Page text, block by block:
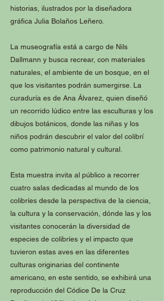
historias, ilustrados por la diseñadora
gráfica Julia Bolaños Leñero.
La museografía está a cargo de Nils
Dallmann y busca recrear, con materiales
naturales, el ambiente de un bosque, en el
que los visitantes podrán sumergirse. La
curaduría es de Ana Álvarez, quien diseñó
un recorrido lúdico entre las esculturas y los
dibujos botánicos, donde las niñas y los
niños podrán descubrir el valor del colibrí
como patrimonio natural y cultural.
Esta muestra invita al público a recorrer
cuatro salas dedicadas al mundo de los
colibríes desde la perspectiva de la ciencia,
la cultura y la conservación, dónde las y los
visitantes conocerán la diversidad de
especies de colibríes y el impacto que
tuvieron estas aves en las diferentes
culturas originarias del continente
americano, en este sentido, se exhibirá una
reproducción del Códice De la Cruz